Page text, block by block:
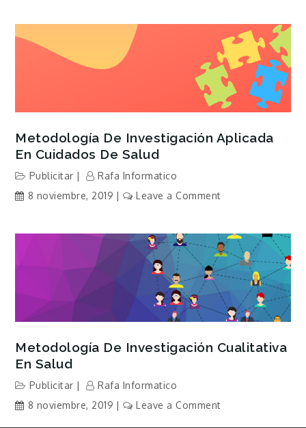
Enfermería
Basada
en
la
Evidencia
Metodología De Investigación Aplicada
En Cuidados De Salud
Publicitar
Rafa Informatico
8 noviembre, 2019
Leave a Commenton
Investigación
Aplicada
en
Cuidados
de
Metodología De Investigación Cualitativa
En Salud
Publicitar
Rafa Informatico
8 noviembre, 2019
Leave a Commenton